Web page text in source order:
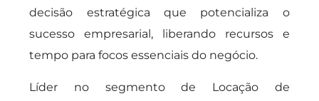
decisão estratégica que potencializa o
sucesso empresarial, liberando recursos e
tempo para focos essenciais do negócio.
Líder no segmento de Locação de